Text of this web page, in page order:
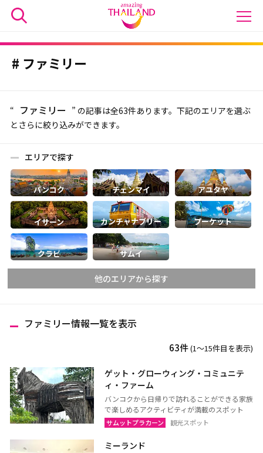
ファミリー
“ ファミリー ” の記事は全63件あります。下記のエリアを選ぶ
とさらに絞り込みができます。
エリアで探す
バンコク チェンマイ アユタヤ
イサーン カンチャナブリー プーケット
クラビ サムイ
他のエリアから探す
ランパーン
ランプーン
スコータイ
ターク
カンペーンペット
ピッサヌローク
ナコーンサワン
ナーン
パヤオ
プレー
ペッチャブーン
ファミリー情報一覧を表示
63件(1〜15件目を表示)
ゲット・グローウィング・コミュニテ
ィ・ファーム
バンコクから日帰りで訪れることができる家族
で楽しめるアクティビティが満載のスポット
サムットプラカーン 観光スポット
ミーランド